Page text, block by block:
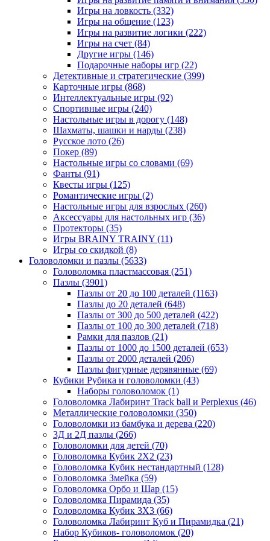
Игры на ловкость (332)
Игры на общение (123)
Игры на развитие логики (222)
Игры на счет (84)
Другие игры (146)
Подарочные наборы игр (22)
Детективные и стратегические (399)
Карточные игры (868)
Интеллектуальные игры (92)
Спортивные игры (240)
Настольные игры в дорогу (148)
Шахматы, шашки и нарды (238)
Русское лото (26)
Покер (89)
Настольные игры со словами (69)
Фанты (91)
Квесты игры (125)
Романтические игры (2)
Настольные игры для взрослых (260)
Аксессуары для настольных игр (36)
Протекторы (35)
Игры BRAINY TRAINY (11)
Игры со скидкой (8)
Головоломки и пазлы (5633)
Головоломка пластмассовая (251)
Пазлы (3901)
Пазлы от 20 до 100 деталей (1163)
Пазлы до 20 деталей (648)
Пазлы от 300 до 500 деталей (422)
Пазлы от 100 до 300 деталей (718)
Рамки для пазлов (21)
Пазлы от 1000 до 1500 деталей (653)
Пазлы от 2000 деталей (206)
Пазлы фигурные дерявянные (69)
Кубики Рубика и головоломки (43)
Наборы головоломок (1)
Головоломка Лабиринт Track ball и Perplexus (46)
Металлические головоломки (350)
Головоломки из бамбука и дерева (220)
3Д и 2Д пазлы (266)
Головоломки для детей (70)
Головоломка Кубик 2Х2 (23)
Головоломка Кубик нестандартный (128)
Головоломка Змейка (59)
Головоломка Орбо и Шар (15)
Головоломка Пирамида (35)
Головоломка Кубик 3Х3 (66)
Головоломка Лабиринт Куб и Пирамидка (21)
Набор Кубиков- головоломок (20)